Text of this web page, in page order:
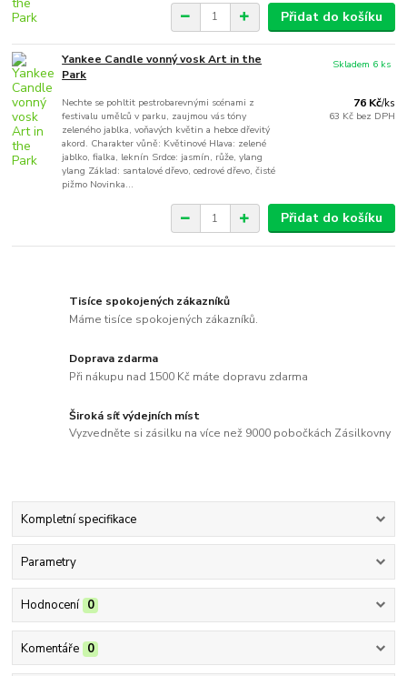
Přidat do košíku
Yankee Candle vonný vosk Art in the
Park
Nechte se pohltit pestrobarevnými scénami z
festivalu umělců v parku, zaujmou vás tóny
zeleného jablka, voňavých květin a hebce dřevitý
akord. Charakter vůně: Květinové Hlava: zelené
jablko, fialka, leknín Srdce: jasmín, růže, ylang
ylang Základ: santalové dřevo, cedrové dřevo, čisté
pižmo Novinka...
76 Kč/ks
63 Kč bez DPH
Skladem 6 ks
Přidat do košíku
Tisíce spokojených zákazníků
Máme tisíce spokojených zákazníků.
Doprava zdarma
Při nákupu nad 1500 Kč máte dopravu zdarma
Široká síť výdejních míst
Vyzvedněte si zásilku na více než 9000 pobočkách Zásilkovny
Kompletní specifikace
Parametry
Hodnocení 0
Komentáře 0